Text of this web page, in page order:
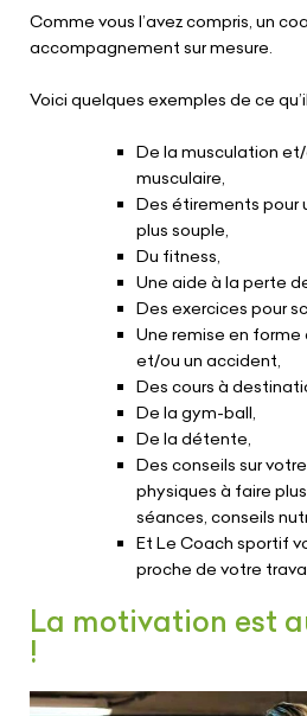
Comme vous l’avez compris, un
accompagnement sur mesure.
Voici quelques exemples de ce
De la musculation
musculaire,
Des étirements pour
plus souple,
Du fitness,
Une aide à la perte
Des exercices pour
Une remise en
et/ou un accident,
Des cours à
De la gym-ball,
De la détente,
Des conseils sur
physiques à faire
séances, conseils
Et Le Coach sportif
proche de votre
La motivation est
!